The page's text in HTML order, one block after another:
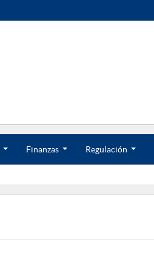
.
Finanzas
.
Regulación
.